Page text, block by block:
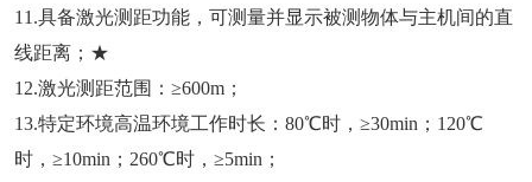
11.具备激光测距功能，可测量并显示被测物体与主机间的直
线距离；★
12.激光测距范围：≥600m；
13.特定环境高温环境工作时长：80℃时，≥30min；120℃
时，≥10min；260℃时，≥5min；